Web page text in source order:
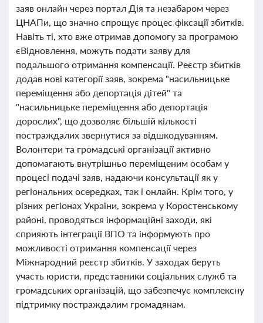
заяв онлайн через портал Дія та незабаром через
ЦНАПи, що значно спрощує процес фіксації збитків.
Навіть ті, хто вже отримав допомогу за програмою
єВідновлення, можуть подати заяву для
подальшого отримання компенсації. Реєстр збитків
додав нові категорії заяв, зокрема "насильницьке
переміщення або депортація дітей" та
"насильницьке переміщення або депортація
дорослих", що дозволяє більшій кількості
постраждалих звернутися за відшкодуванням.
Волонтери та громадські організації активно
допомагають внутрішньо переміщеним особам у
процесі подачі заяв, надаючи консультації як у
регіональних осередках, так і онлайн. Крім того, у
різних регіонах України, зокрема у Коростенському
районі, проводяться інформаційні заходи, які
сприяють інтеграції ВПО та інформують про
можливості отримання компенсації через
Міжнародний реєстр збитків. У заходах беруть
участь юристи, представники соціальних служб та
громадських організацій, що забезпечує комплексну
підтримку постраждалим громадянам.